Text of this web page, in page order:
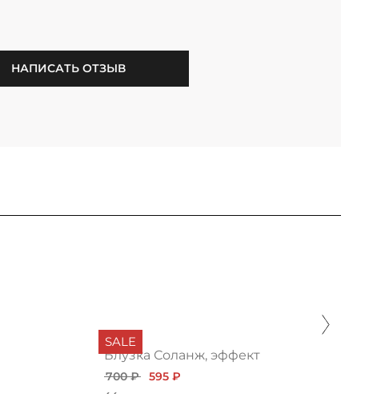
НАПИСАТЬ ОТЗЫВ
SALE
Блузка Соланж, эффект
700 ₽ 595 ₽